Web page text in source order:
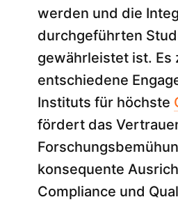
werden und die
durchgeführten
gewährleistet ist. Es
entschiedene
Instituts für höchste
fördert das
konsequente
Compliance und